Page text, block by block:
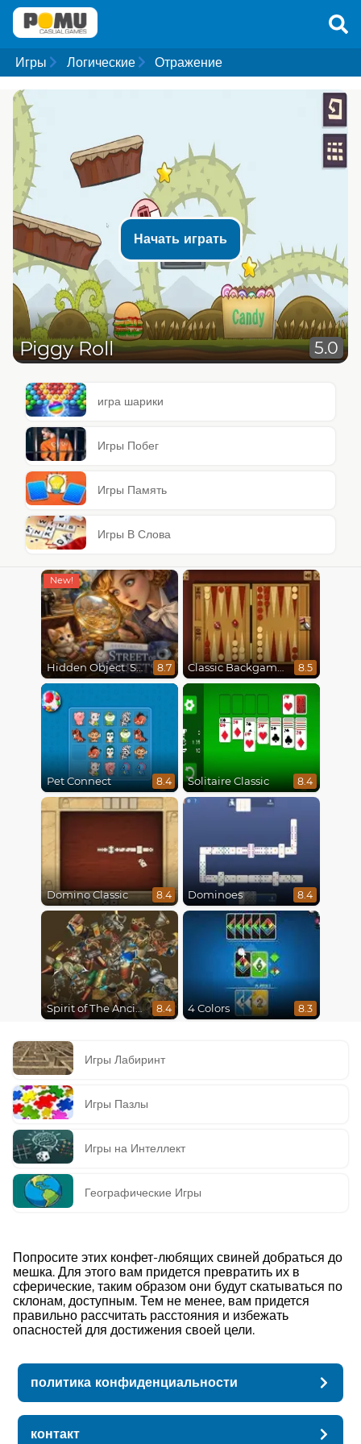
Игры Логические Отражение
Начать играть
Piggy Roll 5.0
игра шарики
Игры Побег
Игры Память
Игры В Слова
Hidden Object: Street Of Secrets 8.7 Classic Backgammon 8.5
Pet Connect 8.4 Solitaire Classic 8.4
Domino Classic 8.4 Dominoes 8.4
Spirit of The Ancient Forest 8.4 4 Colors 8.3
Игры Лабиринт
Игры Пазлы
Игры на Интеллект
Географические Игры
Попросите этих конфет-любящих свиней добраться до
мешка. Для этого вам придется превратить их в
сферические, таким образом они будут скатываться по
склонам, доступным. Тем не менее, вам придется
правильно рассчитать расстояния и избежать
опасностей для достижения своей цели.
политика конфиденциальности
контакт